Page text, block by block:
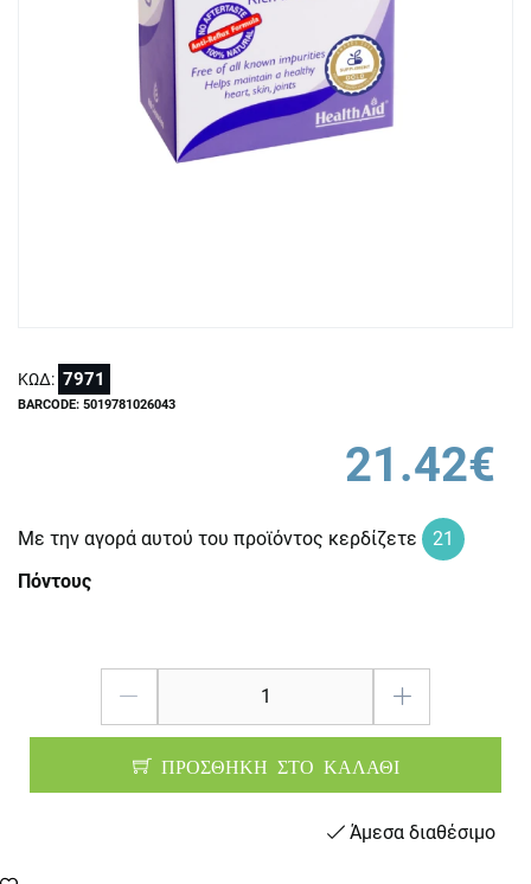
ΚΩΔ: 7971
BARCODE: 5019781026043
21.42€
Με την αγορά αυτού του προϊόντος κερδίζετε
21
Πόντους
ΠΡΟΣΘΗΚΗ ΣΤΟ ΚΑΛΑΘΙ
Άμεσα διαθέσιμο